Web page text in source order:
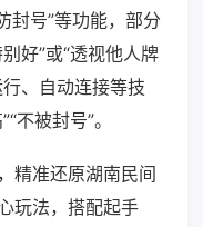
封号”等功能，部分
好”或“透视他人牌
、自动连接等技
不被封号”。
精准还原湖南民间
玩法，搭配起手